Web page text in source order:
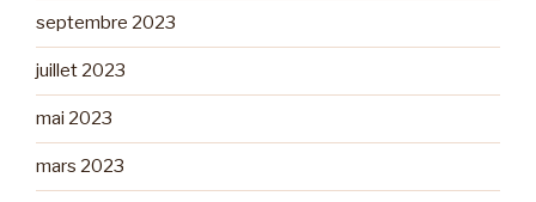
septembre 2023
juillet 2023
mai 2023
mars 2023